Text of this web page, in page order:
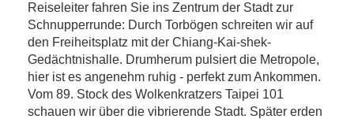
Reiseleiter fahren Sie ins Zentrum der Stadt zur
Schnupperrunde: Durch Torbögen schreiten wir auf
den Freiheitsplatz mit der Chiang-Kai-shek-
Gedächtnishalle. Drumherum pulsiert die Metropole,
hier ist es angenehm ruhig - perfekt zum Ankommen.
Vom 89. Stock des Wolkenkratzers Taipei 101
schauen wir über die vibrierende Stadt. Später erden